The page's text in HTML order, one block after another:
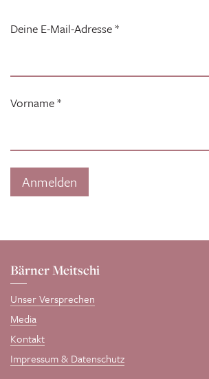
Deine E-Mail-Adresse*
Vorname*
Bärner Meitschi
Unser Versprechen
Media
Kontakt
Impressum & Datenschutz